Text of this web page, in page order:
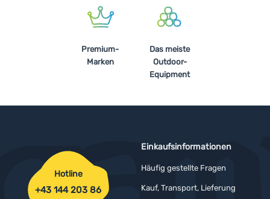
Premium-
Marken
Das meiste
Outdoor-
Equipment
Einkaufsinformationen
Häufig gestellte Fragen
Kauf, Transport, Lieferung
Hotline
+43 144 203 86